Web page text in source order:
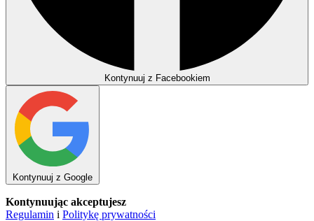
Kontynuuj z Facebookiem
Kontynuuj z Google
Kontynuując akceptujesz
Regulamin i Politykę prywatności